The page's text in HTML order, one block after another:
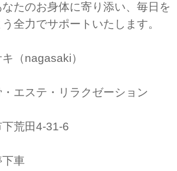
たのお身体に寄り添い、毎日を
全力でサポートいたします。
（nagasaki）
エステ・リラクゼーション
荒田4-31-6
車